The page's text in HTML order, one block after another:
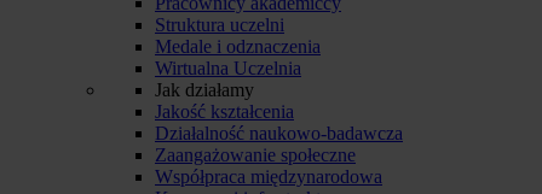
Struktura uczelni
Medale i odznaczenia
Wirtualna Uczelnia
Jak działamy
Jakość kształcenia
Działalność naukowo-badawcza
Zaangażowanie społeczne
Współpraca międzynarodowa